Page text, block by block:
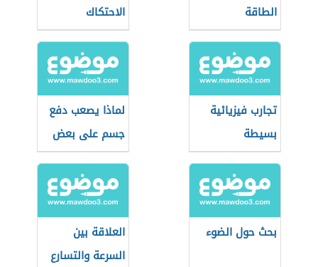
الطاقة
الاحتكاك
تجارب فيزيائية
بسيطة
لماذا يصعب دفع
جسم على بعض
السطوح
بحث حول الضوء
العلاقة بين
السرعة والتسارع